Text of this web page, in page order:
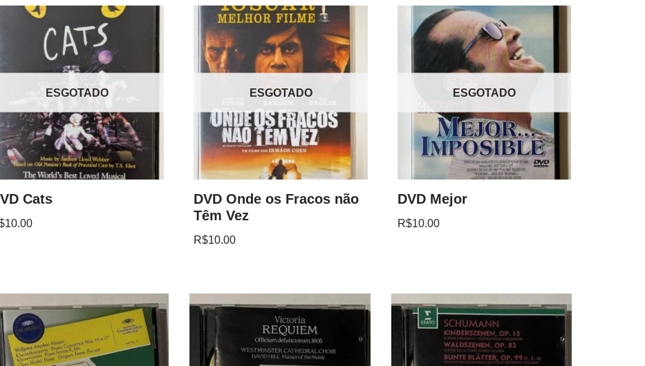
ESGOTADO
Cats
10.00
ESGOTADO
DVD Onde os Fracos não
Têm Vez
R$10.00
ESGOTADO
DVD Mejor
R$10.00